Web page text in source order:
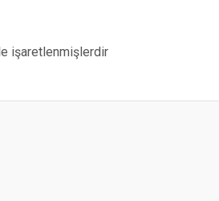
işaretlenmişlerdir